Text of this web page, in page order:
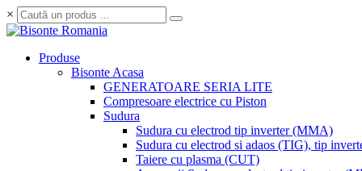
×
Produse
Bisonte Acasa
GENERATOARE SERIA LITE
Compresoare electrice cu Piston
Sudura
Sudura cu electrod tip inverter (MMA)
Sudura cu electrod si adaos (TIG), tip
Taiere cu plasma (CUT)